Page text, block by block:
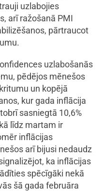
uzlabojies
arī ražošanā PMI
pārtraucot
uzlabošanās
pēdējos mēnešos
un kopējā
kur gada inflācija
sasniegtā 10,6%
līdz martam ir
inflācijas
arī bijusi nedaudz
ka inflācijas
spēcīgāki nekā
šā gada februāra